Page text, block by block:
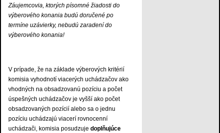
Záujemcovia, ktorých písomné žiadosti do
výberového konania budú doručené po
termíne uzávierky, nebudú zaradení do
výberového konania!
V prípade, že na základe výberových kritérií
komisia vyhodnotí viacerých uchádzačov ako
vhodných na obsadzovanú pozíciu a počet
úspešných uchádzačov je vyšší ako počet
obsadzovaných pozícií alebo sa o jednu
pozíciu uchádzajú viacerí rovnocenní
uchádzači, komisia posudzuje doplňujúce